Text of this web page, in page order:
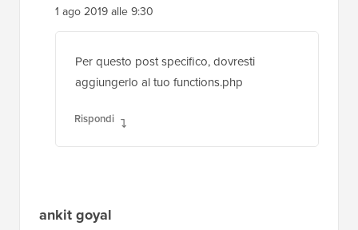
31 lug 2019 alle 17:13
Ma dove verrà incollato il codice. Non riesco a
incollare il codice nel posto giusto in
Supporto WPBeginner